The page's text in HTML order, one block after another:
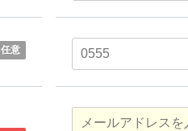
任意